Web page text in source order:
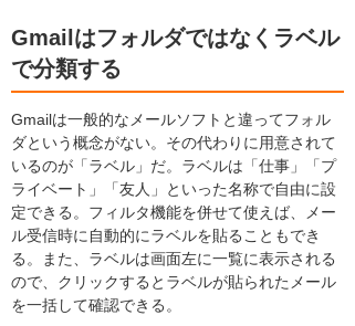
Gmailはフォルダではなくラベル
で分類する
Gmailは一般的なメールソフトと違ってフォル
ダという概念がない。その代わりに用意されて
いるのが「ラベル」だ。ラベルは「仕事」「プ
ライベート」「友人」といった名称で自由に設
定できる。フィルタ機能を併せて使えば、メー
ル受信時に自動的にラベルを貼ることもでき
る。また、ラベルは画面左に一覧に表示される
ので、クリックするとラベルが貼られたメール
を一括して確認できる。